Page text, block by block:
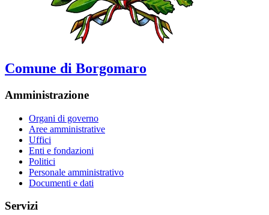
Comune di Borgomaro
Amministrazione
Organi di governo
Aree amministrative
Uffici
Enti e fondazioni
Politici
Personale amministrativo
Documenti e dati
Servizi